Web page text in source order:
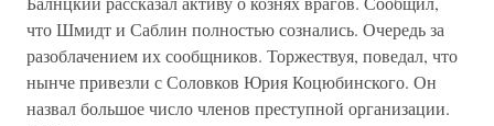
что Шмидт и Саблин полностью сознались. Очередь за
разоблачением их сообщников. Торжествуя, поведал, что
нынче привезли с Соловков Юрия Коцюбинского. Он
назвал большое число членов преступной организации.